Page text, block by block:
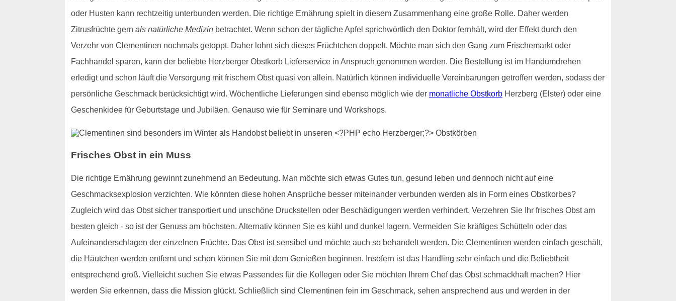
oder Husten kann rechtzeitig unterbunden werden. Die richtige Ernährung spielt in diesem Zusammenhang eine große Rolle. Daher werden
Zitrusfrüchte gern als natürliche Medizinbetrachtet. Wenn schon der tägliche Apfel sprichwörtlich den Doktor fernhält, wird der Effekt durch den
Verzehr von Clementinen nochmals getoppt. Daher lohnt sich dieses Früchtchen doppelt. Möchte man sich den Gang zum Frischemarkt oder
Fachhandel sparen, kann der beliebte Herzberger Obstkorb Lieferservice in Anspruch genommen werden. Die Bestellung ist im Handumdrehen
erledigt und schon läuft die Versorgung mit frischem Obst quasi von allein. Natürlich können individuelle Vereinbarungen getroffen werden, sodass der
persönliche Geschmack berücksichtigt wird. Wöchentliche Lieferungen sind ebenso möglich wie der monatliche ObstkorbHerzberg (Elster) oder eine
Geschenkidee für Geburtstage und Jubiläen. Genauso wie für Seminare und Workshops.
Frisches Obst in ein Muss
Die richtige Ernährung gewinnt zunehmend an Bedeutung. Man möchte sich etwas Gutes tun, gesund leben und dennoch nicht auf eine
Geschmacksexplosion verzichten. Wie könnten diese hohen Ansprüche besser miteinander verbunden werden als in Form eines Obstkorbes?
Zugleich wird das Obst sicher transportiert und unschöne Druckstellen oder Beschädigungen werden verhindert. Verzehren Sie Ihr frisches Obst am
besten gleich - so ist der Genuss am höchsten. Alternativ können Sie es kühl und dunkel lagern. Vermeiden Sie kräftiges Schütteln oder das
Aufeinanderschlagen der einzelnen Früchte. Das Obst ist sensibel und möchte auch so behandelt werden. Die Clementinen werden einfach geschält,
die Häutchen werden entfernt und schon können Sie mit dem Genießen beginnen. Insofern ist das Handling sehr einfach und die Beliebtheit
entsprechend groß. Vielleicht suchen Sie etwas Passendes für die Kollegen oder Sie möchten Ihrem Chef das Obst schmackhaft machen? Hier
werden Sie erkennen, dass die Mission glückt. Schließlich sind Clementinen fein im Geschmack, sehen ansprechend aus und werden in der